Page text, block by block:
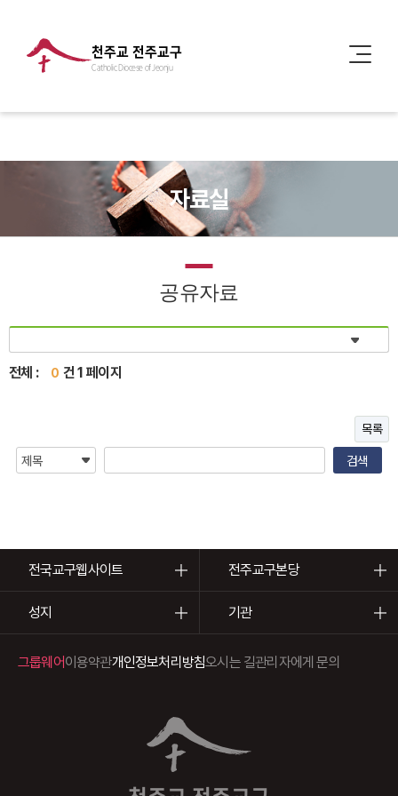
천주교 전주교구
Catholic Diocese of Jeonju
자료실
공유자료
전체 : 0 건 1 페이지
목록
전국교구웹사이트 전주교구본당
성지 기관
그룹웨어이용약관개인정보처리방침오시는 길관리자에게 문의